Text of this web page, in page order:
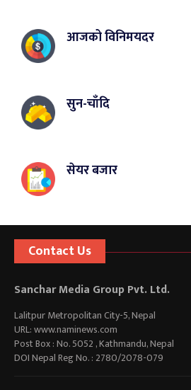
आजको विनिमयदर
सुन-चाँदि
सेयर बजार
Contact Us
Sanchar Media Group Pvt. Ltd.
Lalitpur Metropolitan City-5, Nepal
URL: www.naminews.com
Post Box : No. 5052 , Kathmandu, Nepal
DOI Nepal Reg No. : 2780/2078-079